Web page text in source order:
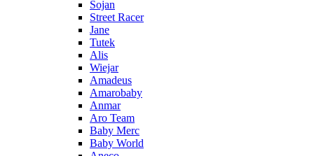
Sojan
Street Racer
Jane
Tutek
Alis
Wiejar
Amadeus
Amarobaby
Anmar
Aro Team
Baby Merc
Baby World